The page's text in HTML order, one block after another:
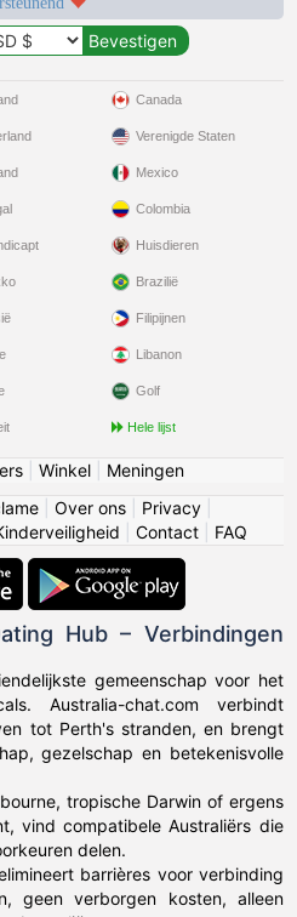
Canada
Verenigde Staten
Mexico
Colombia
Huisdieren
Brazilië
Filipijnen
Libanon
Golf
Hele lijst
| Winkel| Meningen
Over ons Privacy
Contact FAQ
Hub – Verbindingen
gemeenschap voor het
Australia-chat.com verbindt
tot Perth's stranden, en brengt
gezelschap en betekenisvolle
tropische Darwin of ergens
vind compatibele Australiërs die
delen.
barrières voor verbinding
geen verborgen kosten, alleen